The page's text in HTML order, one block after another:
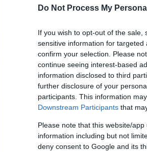
Do Not Process My
If you wish to opt-out of the
sensitive information for
confirm your selection. Please
continue seeing interest-based
information disclosed to third
further disclosure of your
participants. This information
Downstream Participants that
Please note that this website/
information including but not
deny consent to Google and its
Προσθέστε το ΕΘΝΟΣ στη